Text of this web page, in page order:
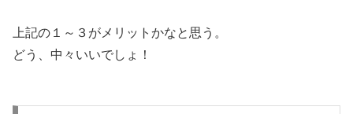
上記の１～３がメリットかなと思う。
どう、中々いいでしょ！